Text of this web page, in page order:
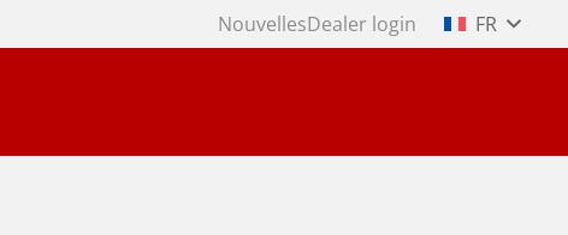
NouvellesDealer login FR